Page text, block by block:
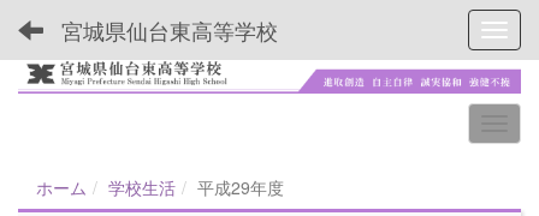
宮城県仙台東高等学校
ホーム 学校生活
平成29年度